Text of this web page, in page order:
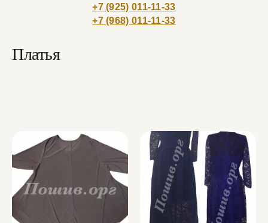
+7 (925) 011-11-33
+7 (968) 011-11-33
Платья